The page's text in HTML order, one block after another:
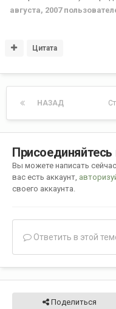
августа, 2007
Цитата
НАЗАД
Вы можете написать
вас есть аккаунт,
своего аккаунта.
Ответить в этой
Поделиться